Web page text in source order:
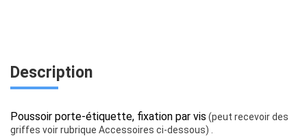
Description
Poussoir porte-étiquette, fixation par vis (peut recevoir des
griffes voir rubrique Accessoires ci-dessous) .